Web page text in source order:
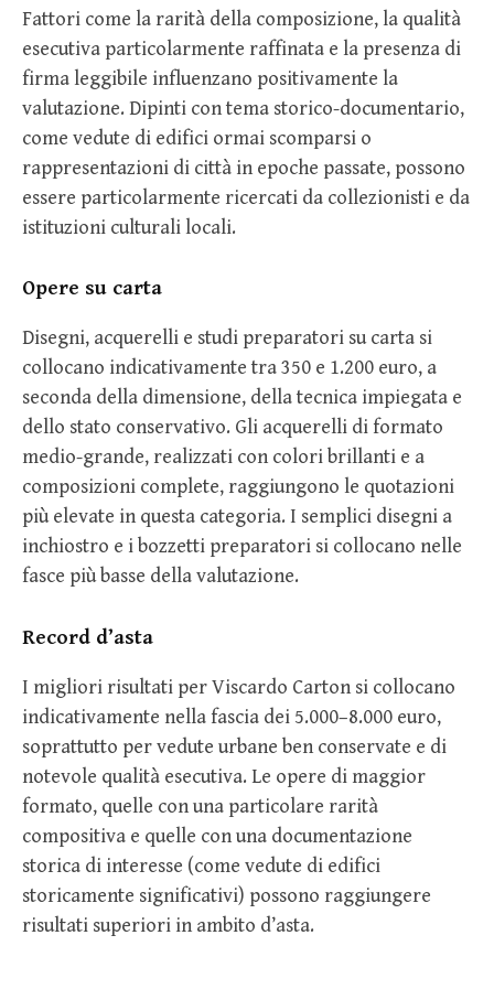
Fattori come la rarità della composizione, la qualità
esecutiva particolarmente raffinata e la presenza di
firma leggibile influenzano positivamente la
valutazione. Dipinti con tema storico-documentario,
come vedute di edifici ormai scomparsi o
rappresentazioni di città in epoche passate, possono
essere particolarmente ricercati da collezionisti e da
istituzioni culturali locali.
Opere su carta
Disegni, acquerelli e studi preparatori su carta si
collocano indicativamente tra 350 e 1.200 euro, a
seconda della dimensione, della tecnica impiegata e
dello stato conservativo. Gli acquerelli di formato
medio-grande, realizzati con colori brillanti e a
composizioni complete, raggiungono le quotazioni
più elevate in questa categoria. I semplici disegni a
inchiostro e i bozzetti preparatori si collocano nelle
fasce più basse della valutazione.
Record d’asta
I migliori risultati per Viscardo Carton si collocano
indicativamente nella fascia dei 5.000–8.000 euro,
soprattutto per vedute urbane ben conservate e di
notevole qualità esecutiva. Le opere di maggior
formato, quelle con una particolare rarità
compositiva e quelle con una documentazione
storica di interesse (come vedute di edifici
storicamente significativi) possono raggiungere
risultati superiori in ambito d’asta.